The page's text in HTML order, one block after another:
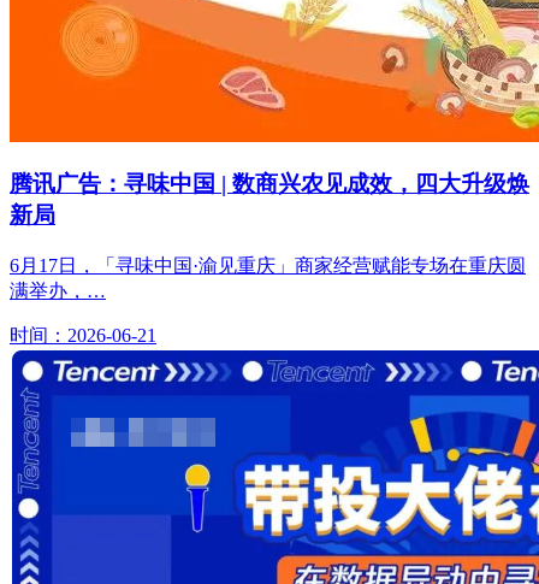
腾讯广告：寻味中国 | 数商兴农见成效，四大升级焕
新局
6月17日，「寻味中国·渝见重庆」商家经营赋能专场在重庆圆
满举办，…
时间：2026-06-21